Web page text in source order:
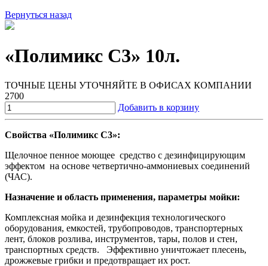
Вернуться назад
«Полимикс С3» 10л.
ТОЧНЫЕ ЦЕНЫ УТОЧНЯЙТЕ В ОФИСАХ КОМПАНИИ
2700
Добавить в корзину
Свойства «Полимикс С3»:
Щелочное пенное моющее средство с дезинфицирующим
эффектом на основе четвертично-аммониевых соединений
(ЧАС).
Назначение и область применения, параметры мойки:
Комплексная мойка и дезинфекция технологического
оборудования, емкостей, трубопроводов, транспортерных
лент, блоков розлива, инструментов, тары, полов и стен,
транспортных средств. Эффективно уничтожает плесень,
дрожжевые грибки и предотвращает их рост.